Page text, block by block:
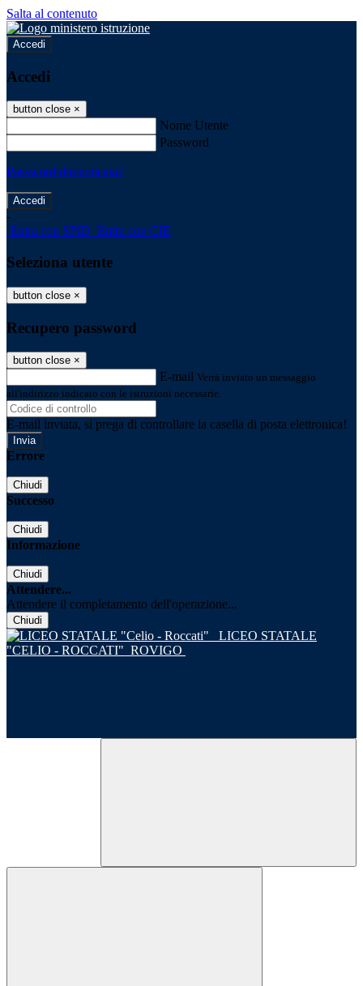
Salta al contenuto
Accedi
Accedi
button close ×
Nome Utente
Password
Password dimenticata?
-
Entra con SPID Entra con CIE
Seleziona utente
button close ×
Recupero password
button close ×
E-mail Verrà inviato un messaggio
all'indirizzo indicato con le istruzioni necessarie.
E-mail inviata, si prega di controllare la casella di posta elettronica!
Errore
Chiudi
Successo
Chiudi
Informazione
Chiudi
Attendere...
Attendere il completamento dell'operazione...
Chiudi
LICEO STATALE
"CELIO - ROCCATI" ROVIGO